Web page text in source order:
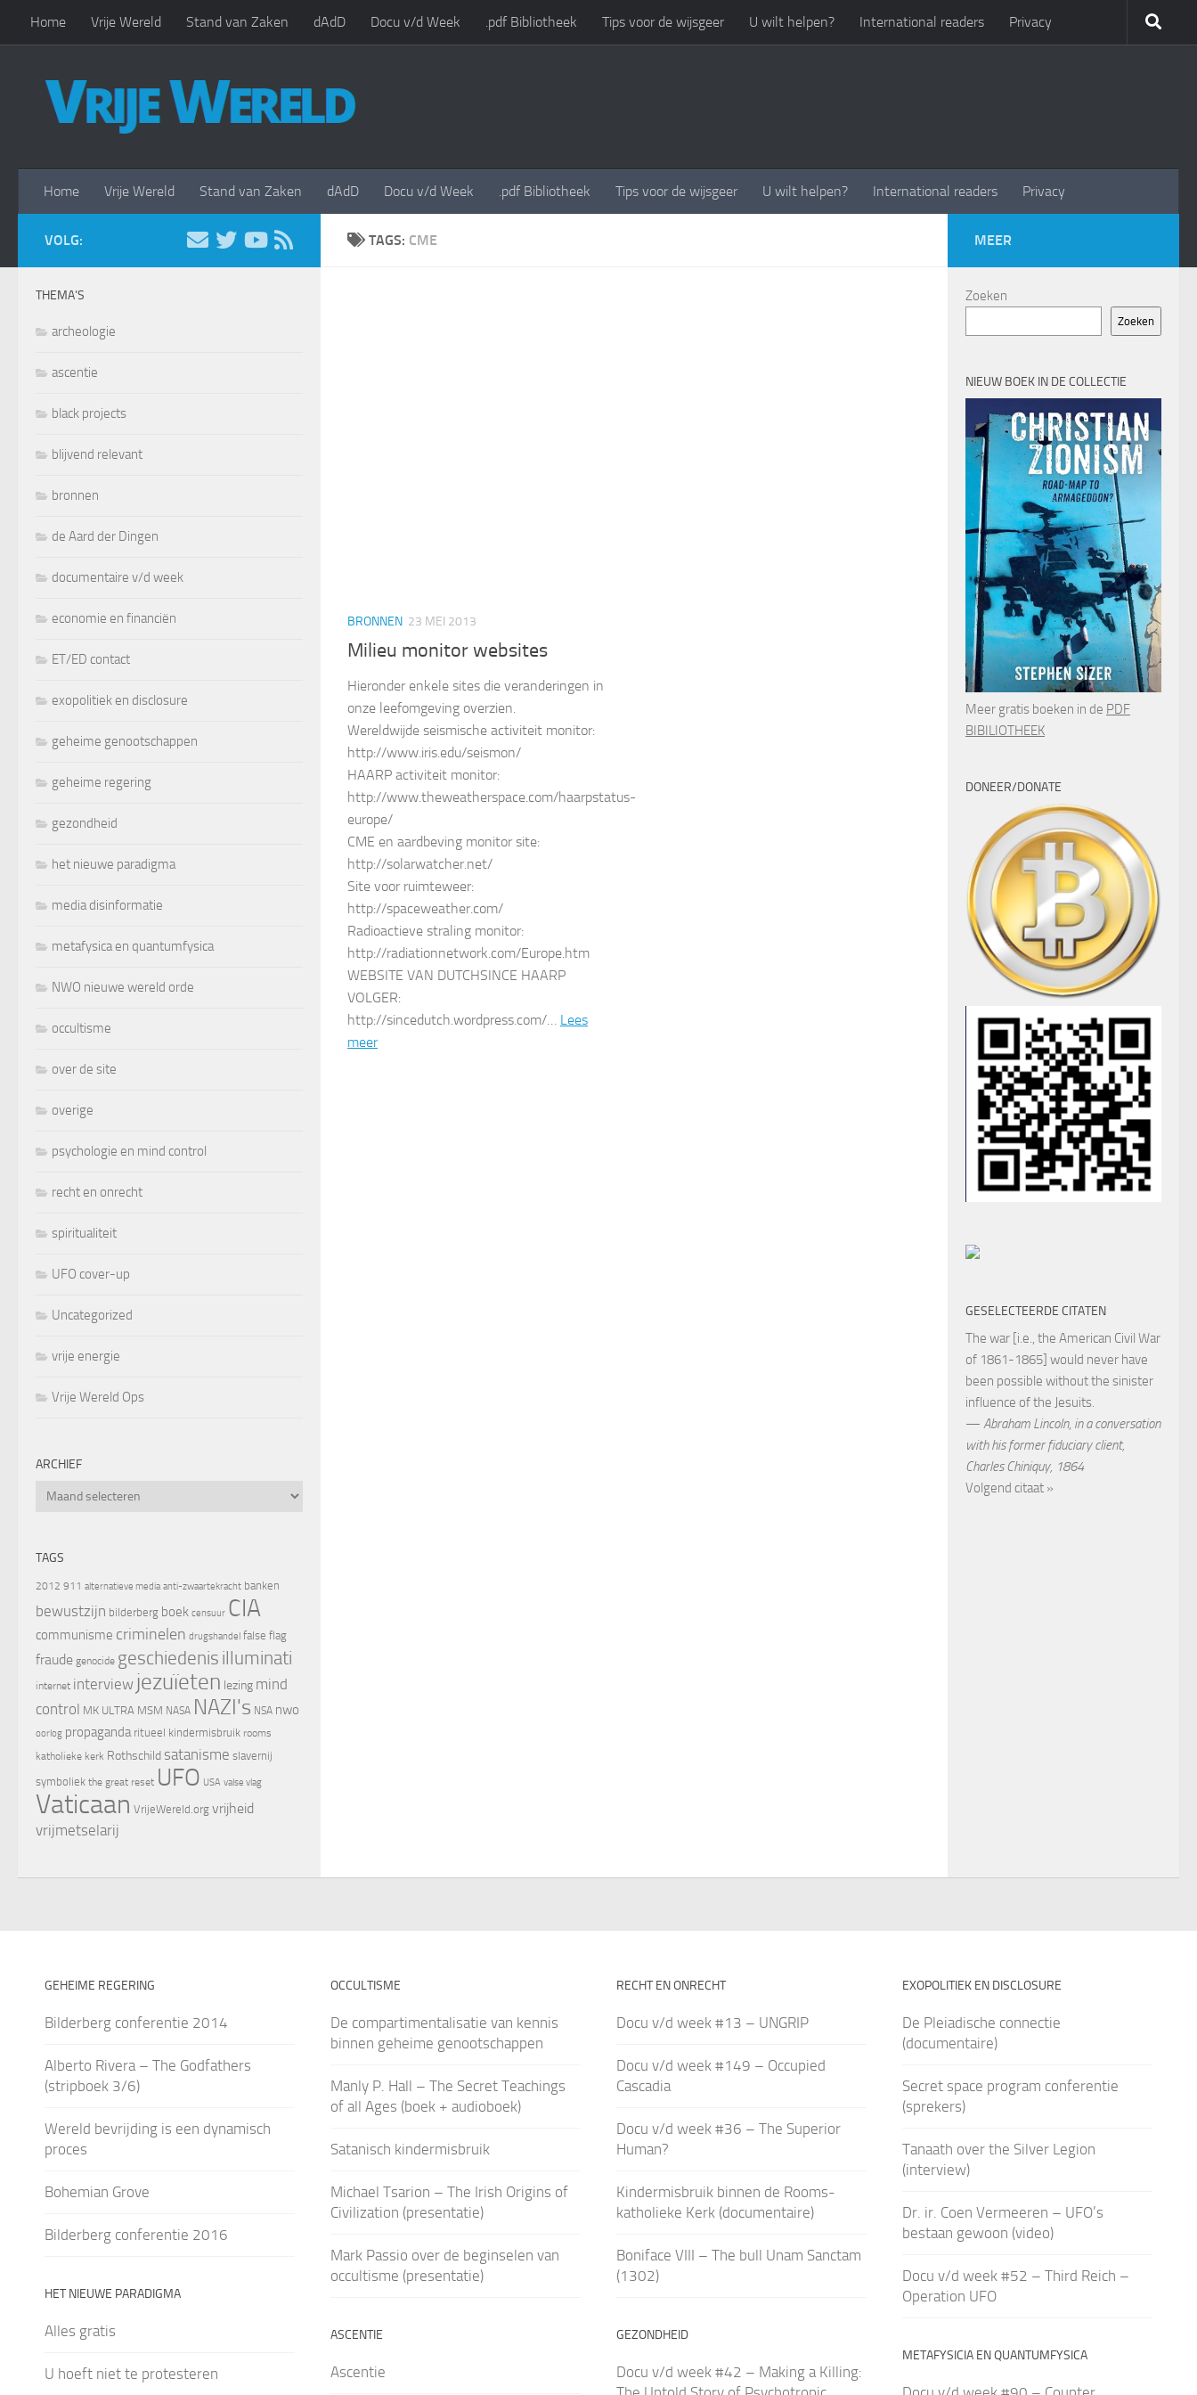
Doorgaan naar inhoud
Home Vrije Wereld Stand van Zaken dAdD Docu v/d Week .pdf Bibliotheek Tips voor de wijsgeer U wilt helpen? International readers Privacy
Home Vrije Wereld Stand van Zaken dAdD Docu v/d Week .pdf Bibliotheek Tips voor de wijsgeer U wilt helpen? International readers Privacy
TAGS: CME
BRONNEN 23 MEI 2013
Milieu monitor websites
Hieronder enkele sites die veranderingen in
onze leefomgeving overzien.
Wereldwijde seismische activiteit monitor:
http://www.iris.edu/seismon/
HAARP activiteit monitor:
http://www.theweatherspace.com/haarpstatus-
europe/
CME en aardbeving monitor site:
http://solarwatcher.net/
Site voor ruimteweer:
http://spaceweather.com/
Radioactieve straling monitor:
http://radiationnetwork.com/Europe.htm
WEBSITE VAN DUTCHSINCE HAARP
VOLGER:
http://sincedutch.wordpress.com/… Lees
meer
VOLG:
THEMA’S
archeologie
ascentie
black projects
blijvend relevant
bronnen
de Aard der Dingen
documentaire v/d week
economie en financiën
ET/ED contact
exopolitiek en disclosure
geheime genootschappen
geheime regering
gezondheid
het nieuwe paradigma
media disinformatie
metafysica en quantumfysica
NWO nieuwe wereld orde
occultisme
over de site
overige
psychologie en mind control
recht en onrecht
spiritualiteit
UFO cover-up
Uncategorized
vrije energie
Vrije Wereld Ops
ARCHIEF
Archief
TAGS
2012 911 alternatieve media anti-zwaartekracht banken
bewustzijn bilderberg boek censuur CIA
communisme criminelen drugshandel false flag
fraude genocide geschiedenis illuminati
internet interview jezuïeten lezing mind
control MK ULTRA MSM NASA NAZI's NSA nwo
oorlog propaganda ritueel kindermisbruik rooms
katholieke kerk Rothschild satanisme slavernij
symboliek the great reset UFO USA valse vlag
Vaticaan VrijeWereld.org vrijheid
vrijmetselarij
MEER
Zoeken
Zoeken
NIEUW BOEK IN DE COLLECTIE
Meer gratis boeken in de PDF
BIBILIOTHEEK
DONEER/DONATE
GESELECTEERDE CITATEN
The war [i.e., the American Civil War
of 1861-1865] would never have
been possible without the sinister
influence of the Jesuits.
— Abraham Lincoln, in a conversation
with his former fiduciary client,
Charles Chiniquy, 1864
Volgend citaat »
GEHEIME REGERING
Bilderberg conferentie 2014
Alberto Rivera – The Godfathers
(stripboek 3/6)
Wereld bevrijding is een dynamisch
proces
Bohemian Grove
Bilderberg conferentie 2016
HET NIEUWE PARADIGMA
Alles gratis
U hoeft niet te protesteren
OCCULTISME
De compartimentalisatie van kennis
binnen geheime genootschappen
Manly P. Hall – The Secret Teachings
of all Ages (boek + audioboek)
Satanisch kindermisbruik
Michael Tsarion – The Irish Origins of
Civilization (presentatie)
Mark Passio over de beginselen van
occultisme (presentatie)
ASCENTIE
Ascentie
RECHT EN ONRECHT
Docu v/d week #13 – UNGRIP
Docu v/d week #149 – Occupied
Cascadia
Docu v/d week #36 – The Superior
Human?
Kindermisbruik binnen de Rooms-
katholieke Kerk (documentaire)
Boniface VIII – The bull Unam Sanctam
(1302)
GEZONDHEID
Docu v/d week #42 – Making a Killing:
EXOPOLITIEK EN DISCLOSURE
De Pleiadische connectie
(documentaire)
Secret space program conferentie
(sprekers)
Tanaath over the Silver Legion
(interview)
Dr. ir. Coen Vermeeren – UFO’s
bestaan gewoon (video)
Docu v/d week #52 – Third Reich –
Operation UFO
METAFYSICIA EN QUANTUMFYSICA